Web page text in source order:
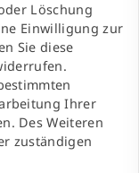
Löschung
Einwilligung zur
Sie diese
Ihrer
Des Weiteren
zuständigen